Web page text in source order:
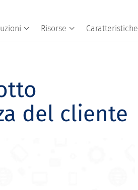
Risorse Caratteristiche
del cliente